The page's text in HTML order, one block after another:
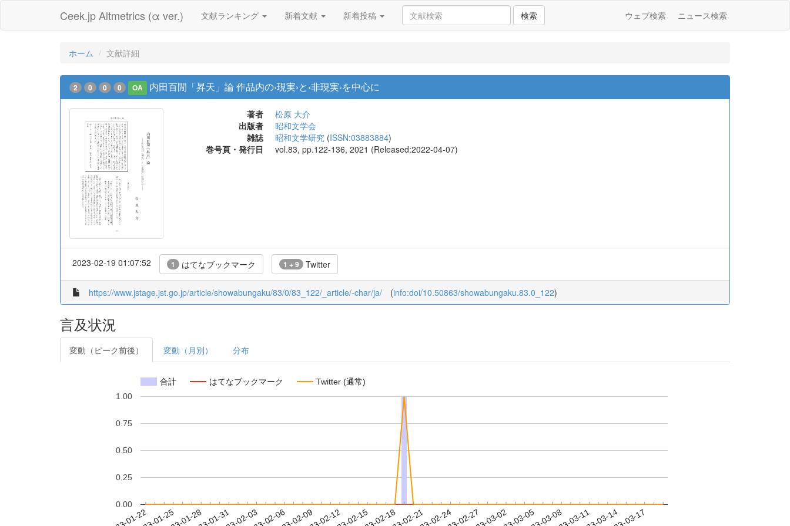
Ceek.jp Altmetrics (α ver.) 文献ランキング 新着文献 新着投稿 検索 ウェブ検索 ニュース検索
ホーム 文献詳細
2 0 0 0 OA 内田百閒「昇天」論 作品内の‹現実›と‹非現実›を中心に
著者
松原 大介
出版者
昭和文学会
雑誌
昭和文学研究 (ISSN:03883884)
巻号頁・発行日
vol.83, pp.122-136, 2021 (Released:2022-04-07)
2023-02-19 01:07:52 1 はてなブックマーク 1 + 9 Twitter
https://www.jstage.jst.go.jp/article/showabungaku/83/0/83_122/_article/-char/ja/ (info:doi/10.50863/showabungaku.83.0_122)
言及状況
変動（ピーク前後） 変動（月別） 分布
合計 はてなブックマーク Twitter (通常)
0.00
0.25
0.50
0.75
1.00